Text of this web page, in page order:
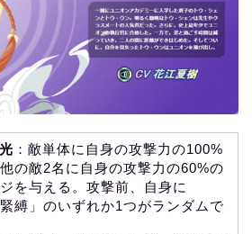
：敵単体に自身の攻撃力の100%
の敵2名に自身の攻撃力の60%の
を与える。攻撃前、自身に
縛」のいずれか1つがランダムで